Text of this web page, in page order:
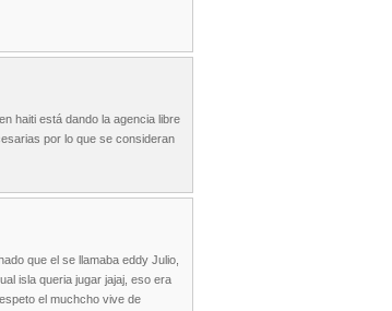
haiti está dando la agencia libre
por lo que se consideran
que el se llamaba eddy Julio,
isla queria jugar jajaj, eso era
el muchcho vive de